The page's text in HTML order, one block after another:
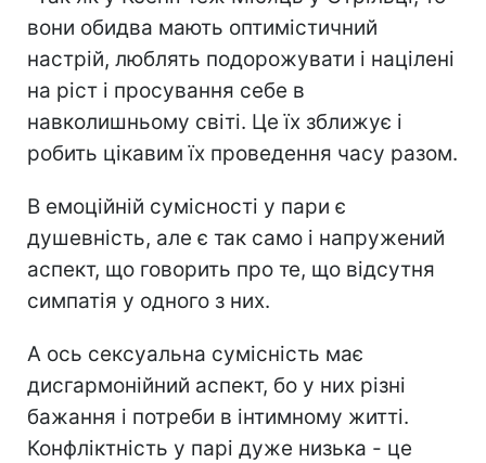
вони обидва мають оптимістичний
настрій, люблять подорожувати і націлені
на ріст і просування себе в
навколишньому світі. Це їх зближує і
робить цікавим їх проведення часу разом.
В емоційній сумісності у пари є
душевність, але є так само і напружений
аспект, що говорить про те, що відсутня
симпатія у одного з них.
А ось сексуальна сумісність має
дисгармонійний аспект, бо у них різні
бажання і потреби в інтимному житті.
Конфліктність у парі дуже низька - це